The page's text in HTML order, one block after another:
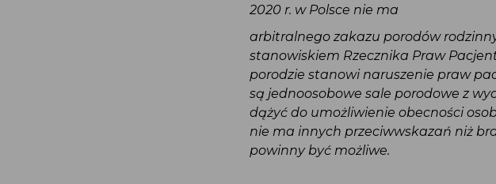
2020 r. w Polsce nie ma
arbitralnego zakazu porodów
stanowiskiem Rzecznika Praw
porodzie stanowi naruszenie praw
są jednoosobowe sale porodowe z
dążyć do umożliwienie obecności
nie ma innych przeciwwskazań niż
powinny być możliwe.